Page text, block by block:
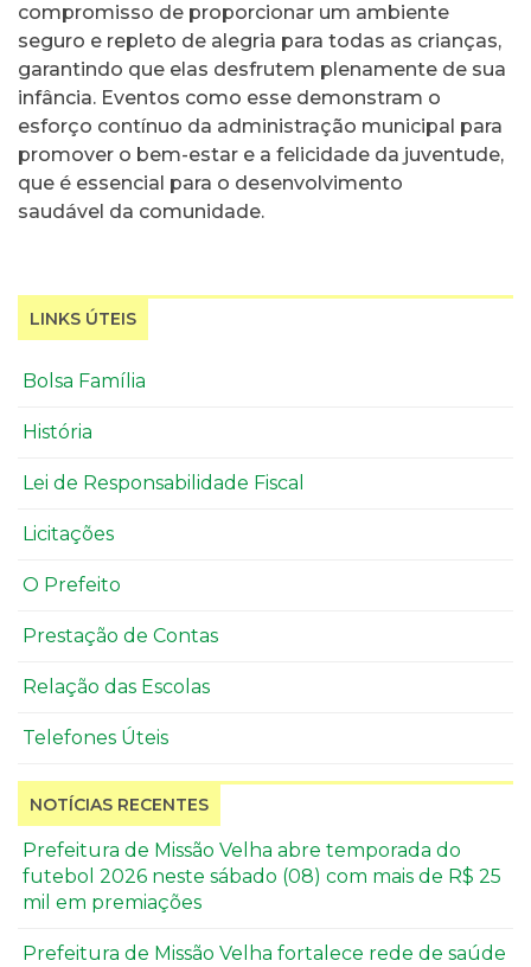
compromisso de proporcionar um ambiente
seguro e repleto de alegria para todas as crianças,
garantindo que elas desfrutem plenamente de sua
infância. Eventos como esse demonstram o
esforço contínuo da administração municipal para
promover o bem-estar e a felicidade da juventude,
que é essencial para o desenvolvimento
saudável da comunidade.
LINKS ÚTEIS
Bolsa Família
História
Lei de Responsabilidade Fiscal
Licitações
O Prefeito
Prestação de Contas
Relação das Escolas
Telefones Úteis
NOTÍCIAS RECENTES
Prefeitura de Missão Velha abre temporada do
futebol 2026 neste sábado (08) com mais de R$ 25
mil em premiações
Prefeitura de Missão Velha fortalece rede de saúde